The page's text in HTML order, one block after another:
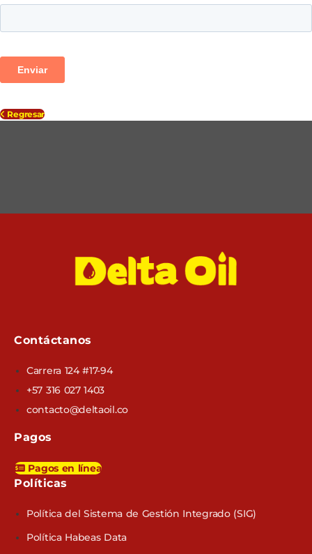
Regresar
Contáctanos
Carrera 124 #17-94
+57 316 027 1403
contacto@deltaoil.co
Pagos
Pagos en línea
Políticas​
Política del Sistema de Gestión Integrado (SIG)
Política Habeas Data